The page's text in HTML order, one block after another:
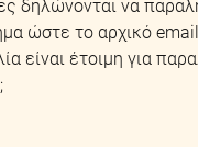
δηλώνονται να
ώστε το αρχικό email
είναι έτοιμη για